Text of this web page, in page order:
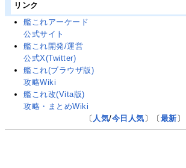
リンク
艦これアーケード
公式サイト
艦これ開発/運営
公式X(Twitter)
艦これ(ブラウザ版)
攻略Wiki
艦これ改(Vita版)
攻略・まとめWiki
〔 人気/今日人気 〕〔 最新 〕